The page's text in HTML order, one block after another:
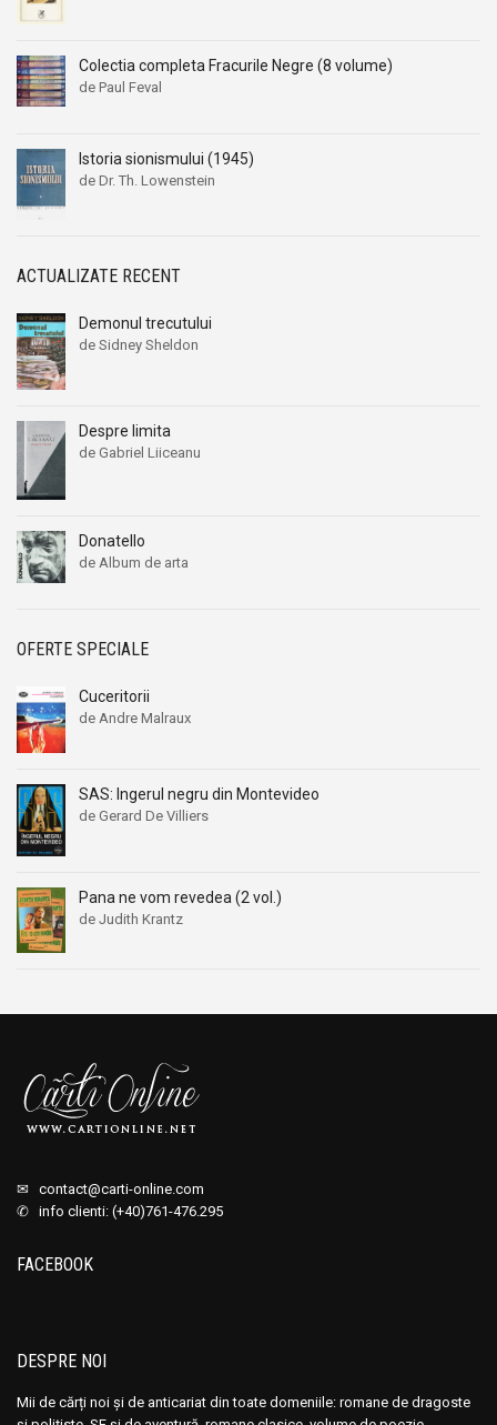
Colectia completa Fracurile Negre (8 volume)
de Paul Feval
Istoria sionismului (1945)
de Dr. Th. Lowenstein
ACTUALIZATE RECENT
Demonul trecutului
de Sidney Sheldon
Despre limita
de Gabriel Liiceanu
Donatello
de Album de arta
OFERTE SPECIALE
Cuceritorii
de Andre Malraux
fost:
17,00 lei.
6,00 lei.
SAS: Ingerul negru din Montevideo
de Gerard De Villiers
fost:
21,00 lei.
19,00 lei.
Pana ne vom revedea (2 vol.)
de Judith Krantz
✉ contact@carti-online.com
✆ info clienti: (+40)761-476.295
FACEBOOK
DESPRE NOI
Mii de cărți noi și de anticariat din toate domeniile: romane de dragoste